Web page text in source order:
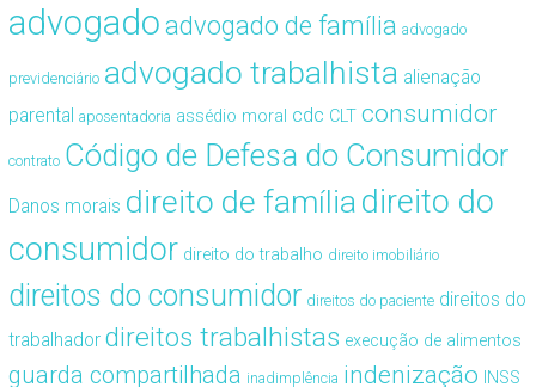
advogado advogado de família advogado
previdenciário advogado trabalhista alienação
parental aposentadoria assédio moral cdc CLT consumidor
contrato Código de Defesa do Consumidor
Danos morais direito de famíliadireito do
consumidor direito do trabalho direito imobiliário
direitos do consumidor direitos do paciente direitos do
trabalhador direitos trabalhistas execução de alimentos
guarda compartilhada inadimplência indenização INSS